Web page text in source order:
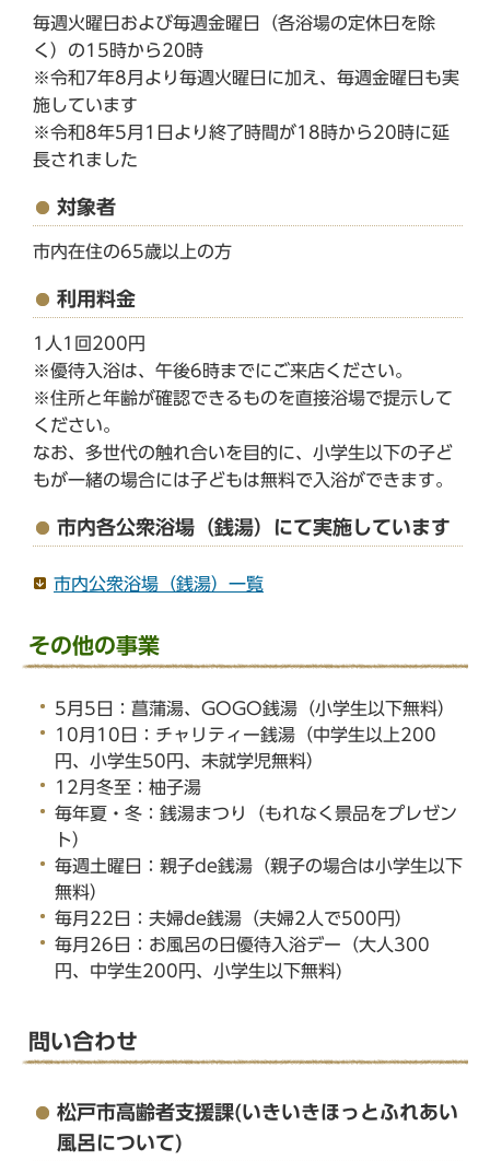
毎週火曜日および毎週金曜日（各浴場の定休日を除
く）の15時から20時
※令和7年8月より毎週火曜日に加え、毎週金曜日も実
施しています
※令和8年5月1日より終了時間が18時から20時に延
長されました
対象者
市内在住の65歳以上の方
利用料金
1人1回200円
※優待入浴は、午後6時までにご来店ください。
※住所と年齢が確認できるものを直接浴場で提示して
ください。
なお、多世代の触れ合いを目的に、小学生以下の子ど
もが一緒の場合には子どもは無料で入浴ができます。
市内各公衆浴場（銭湯）にて実施しています
市内公衆浴場（銭湯）一覧
その他の事業
5月5日：菖蒲湯、GOGO銭湯（小学生以下無料）
10月10日：チャリティー銭湯（中学生以上200
円、小学生50円、未就学児無料）
12月冬至：柚子湯
毎年夏・冬：銭湯まつり（もれなく景品をプレゼン
ト）
毎週土曜日：親子de銭湯（親子の場合は小学生以下
無料）
毎月22日：夫婦de銭湯（夫婦2人で500円）
毎月26日：お風呂の日優待入浴デー（大人300
円、中学生200円、小学生以下無料)
問い合わせ
松戸市高齢者支援課(いきいきほっとふれあい
風呂について)